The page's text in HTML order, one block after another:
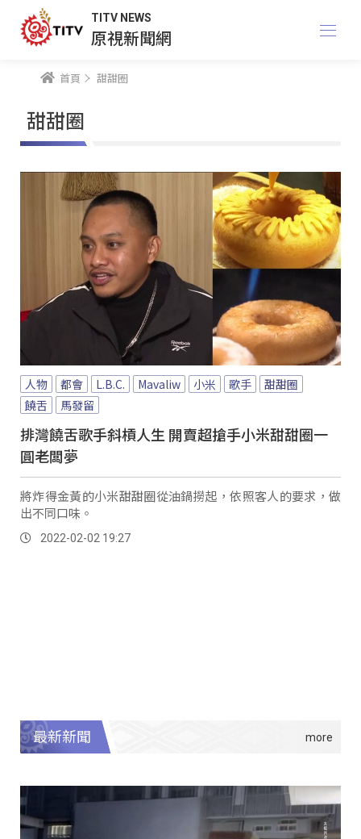
TITV NEWS
原視新聞網
首頁 甜甜圈
甜甜圈
人物 都會 L.B.C. Mavaliw 小米 歌手
甜甜圈
饒舌
馬發留
排灣饒舌歌手斜槓人生 開賣超搶手小米甜甜圈一
圓老闆夢
將炸得金黃的小米甜甜圈從油鍋撈起，依照客人的要求，做
出不同口味。
2022-02-02 19:27
最新新聞